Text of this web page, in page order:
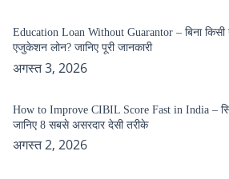
Education Loan Without Guarantor – बिना किसी
एजुकेशन लोन? जानिए पूरी जानकारी
अगस्त 3, 2026
How to Improve CIBIL Score Fast in India –
जानिए 8 सबसे असरदार देसी तरीके
अगस्त 2, 2026